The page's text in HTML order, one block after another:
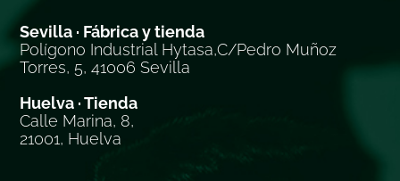
Sevilla · Fábrica y tienda
Polígono Industrial Hytasa,C/Pedro Muñoz
Torres, 5, 41006 Sevilla
Huelva · Tienda
Calle Marina, 8,
21001, Huelva